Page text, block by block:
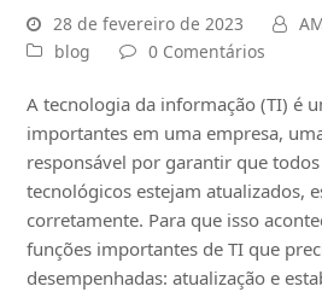
28 de fevereiro de 2023
blog
0 Comentários
A tecnologia da informação (TI) é
importantes em uma empresa,
responsável por garantir que
tecnológicos estejam atualizados,
corretamente. Para que isso
funções importantes de TI que
desempenhadas: atualização e